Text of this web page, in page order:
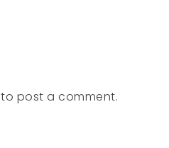
to post a comment.